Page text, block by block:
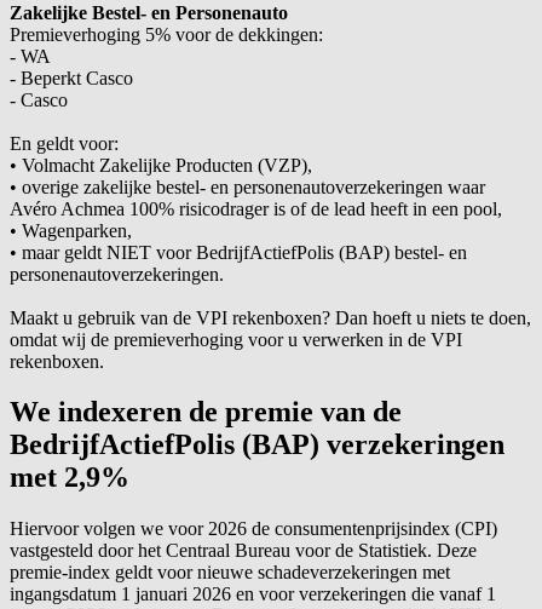
Zakelijke Bestel- en Personenauto
Premieverhoging 5% voor de dekkingen:
- WA
- Beperkt Casco
- Casco
En geldt voor:
• Volmacht Zakelijke Producten (VZP),
• overige zakelijke bestel- en personenautoverzekeringen waar
Avéro Achmea 100% risicodrager is of de lead heeft in een pool,
• Wagenparken,
• maar geldt NIET voorBedrijfActiefPolis (BAP) bestel- en
personenautoverzekeringen.
Maakt u gebruik van de VPI rekenboxen? Dan hoeft u niets te doen,
omdat wij de premieverhoging voor u verwerken in de VPI
rekenboxen.
We indexeren de premie van de
BedrijfActiefPolis (BAP) verzekeringen
met 2,9%
Hiervoor volgen we voor 2026 de consumentenprijsindex (CPI)
vastgesteld door het Centraal Bureau voor de Statistiek. Deze
premie-index geldt voor nieuwe schadeverzekeringen met
ingangsdatum 1 januari 2026 en voor verzekeringen die vanaf 1